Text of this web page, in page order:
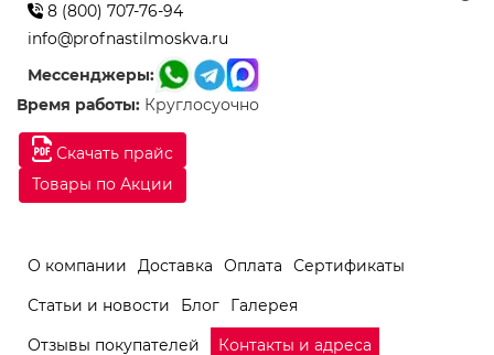
Скачать прайс
Товары по Акции
8 (800) 707-76-94
info@profnastilmoskva.ru
Мессенджеры:
Время работы: Круглосуочно
О компании Доставка Оплата
Сертификаты
Статьи и новости
Блог
Галерея
Отзывы покупателей
Контакты и адреса